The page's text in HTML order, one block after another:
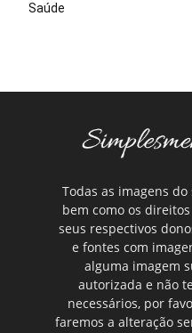
Saúde
Todas as imagens
bem como os
seus respectivos
e fontes com
alguma imagem
autorizada e não
necessários, por
faremos a alteração